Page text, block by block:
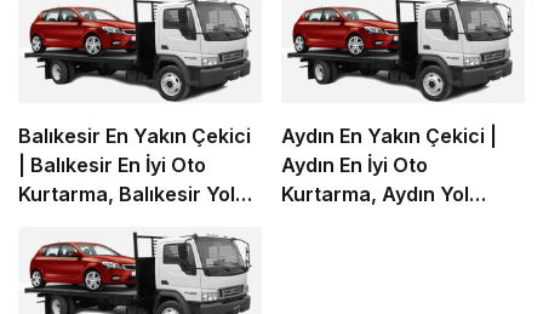
Balıkesir En Yakın Çekici
| Balıkesir En İyi Oto
Kurtarma, Balıkesir Yol
Aydın En Yakın Çekici |
Aydın En İyi Oto
Kurtarma, Aydın Yol